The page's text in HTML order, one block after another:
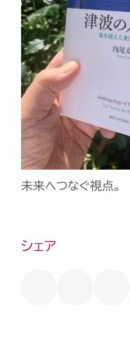
未来へつなぐ視点。
シェア